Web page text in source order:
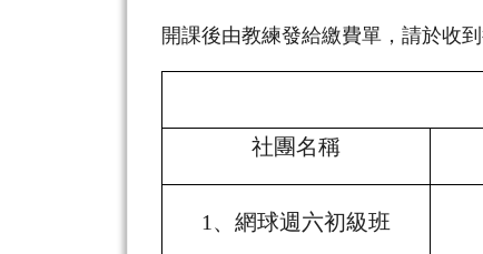
開課後由教練發給繳費單，請於收到
社團名稱
1 、網球週六初級班